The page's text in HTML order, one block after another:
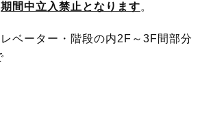
期間中立入禁止となります。
ベーター・階段の内2F～3F間部分